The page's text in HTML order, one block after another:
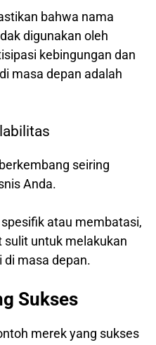
bahwa nama
digunakan oleh
kebingungan dan
masa depan adalah
seiring
Anda.
atau membatasi,
sulit untuk melakukan
masa depan.
Sukses
merek yang sukses